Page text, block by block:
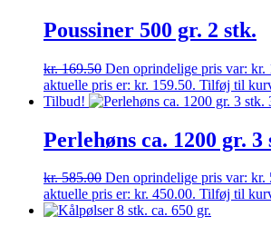
Poussiner 500 gr. 2 stk.
kr.169.50 Den oprindelige pris var: kr.
aktuelle pris er: kr. 159.50. Tilføj til
Tilbud!
Perlehøns ca. 1200 gr. 3
kr.585.00 Den oprindelige pris var: kr.
aktuelle pris er: kr. 450.00. Tilføj til